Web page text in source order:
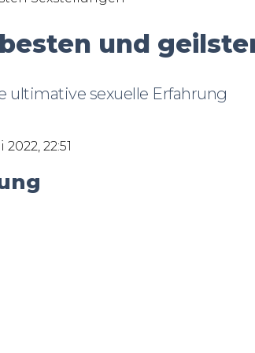
und
ultimative sexuelle Erfahrung
2022, 22:51